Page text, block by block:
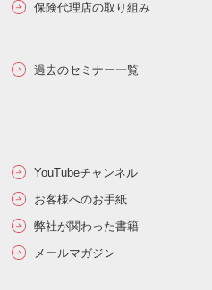
保険代理店の取り組み
過去のセミナー一覧
YouTubeチャンネル
お客様へのお手紙
弊社が関わった書籍
メールマガジン